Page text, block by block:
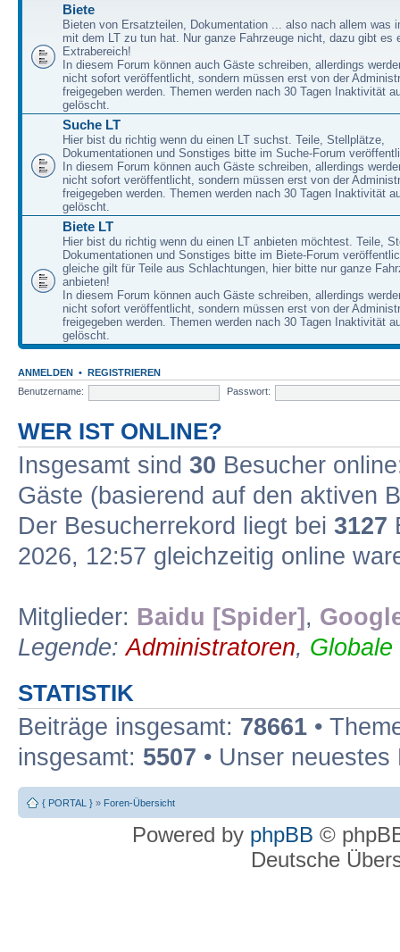
Biete
Bieten von Ersatzteilen, Dokumentation ... also nach allem was
mit dem LT zu tun hat. Nur ganze Fahrzeuge nicht, dazu gibt es
Extrabereich!
In diesem Forum können auch Gäste schreiben, allerdings
nicht sofort veröffentlicht, sondern müssen erst von der
freigegeben werden. Themen werden nach 30 Tagen Inaktivität
gelöscht.
Suche LT
Hier bist du richtig wenn du einen LT suchst. Teile, Stellplätze,
Dokumentationen und Sonstiges bitte im Suche-Forum
In diesem Forum können auch Gäste schreiben, allerdings
nicht sofort veröffentlicht, sondern müssen erst von der
freigegeben werden. Themen werden nach 30 Tagen Inaktivität
gelöscht.
Biete LT
Hier bist du richtig wenn du einen LT anbieten möchtest. Teile,
Dokumentationen und Sonstiges bitte im Biete-Forum
gleiche gilt für Teile aus Schlachtungen, hier bitte nur ganze
anbieten!
In diesem Forum können auch Gäste schreiben, allerdings
nicht sofort veröffentlicht, sondern müssen erst von der
freigegeben werden. Themen werden nach 30 Tagen Inaktivität
gelöscht.
ANMELDEN • REGISTRIEREN
Benutzername:
Passwort:
WER IST ONLINE?
Insgesamt sind 30 Besucher
Gäste (basierend auf den aktiven
Der Besucherrekord liegt bei 3127
2026, 12:57 gleichzeitig online
Mitglieder: Baidu [Spider] ,
Legende:Administratoren,
STATISTIK
Beiträge insgesamt: 78661 •
insgesamt: 5507 • Unser
{ PORTAL } » Foren-Übersicht
Powered by phpBB ©
Deutsche